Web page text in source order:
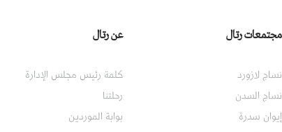
مجتمعات رتال
نساج لازورد
نساج السدن
إيوان سدرة
عن رتال
كلمة رئيس مجلس الإدارة
رحلتنا
بوابة الموردين